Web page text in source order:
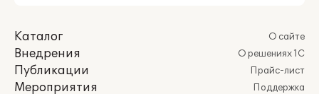
Каталог
Внедрения
Публикации
Мероприятия
О сайте
О решениях 1С
Прайс-лист
Поддержка